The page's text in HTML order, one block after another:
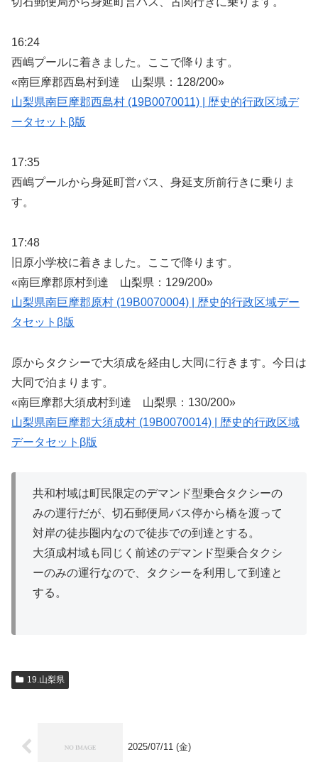
16:24
西嶋プールに着きました。ここで降ります。
«南巨摩郡西島村到達 山梨県：128/200»
山梨県南巨摩郡西島村 (19B0070011) | 歴史的行政区域デ
ータセットβ版
17:35
西嶋プールから身延町営バス、身延支所前行きに乗りま
す。
17:48
旧原小学校に着きました。ここで降ります。
«南巨摩郡原村到達 山梨県：129/200»
山梨県南巨摩郡原村 (19B0070004) | 歴史的行政区域デー
タセットβ版
原からタクシーで大須成を経由し大同に行きます。今日は
大同で泊まります。
«南巨摩郡大須成村到達 山梨県：130/200»
山梨県南巨摩郡大須成村 (19B0070014) | 歴史的行政区域
データセットβ版
共和村域は町民限定のデマンド型乗合タクシーの
みの運行だが、切石郵便局バス停から橋を渡って
対岸の徒歩圏内なので徒歩での到達とする。
大須成村域も同じく前述のデマンド型乗合タクシ
ーのみの運行なので、タクシーを利用して到達と
する。
19.山梨県
2025/07/11 (金)